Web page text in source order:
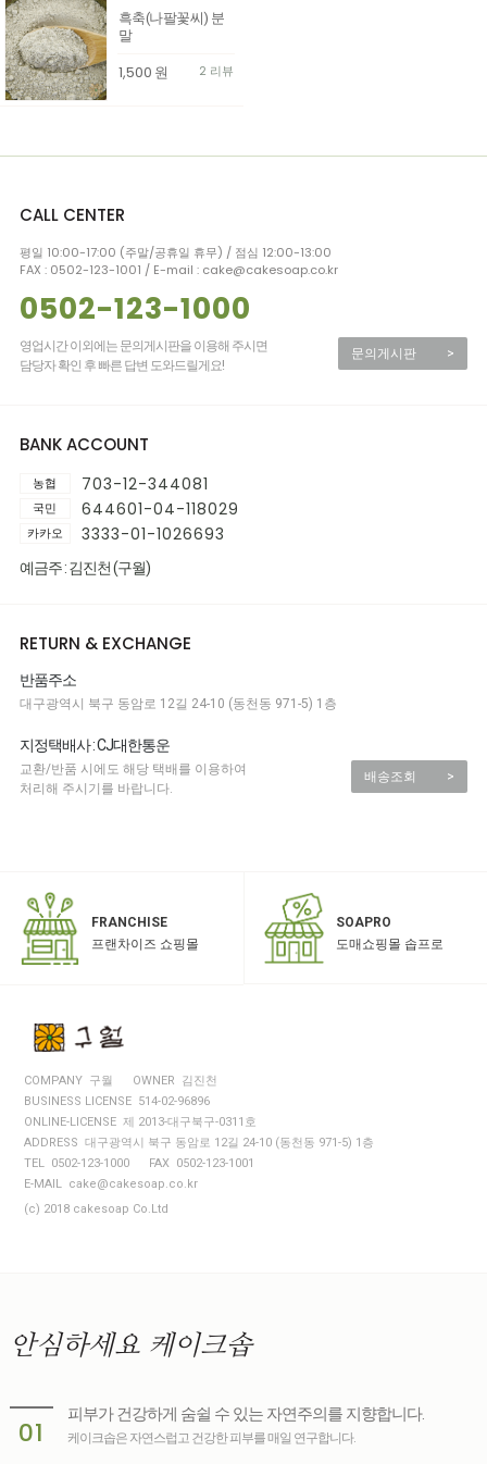
흑축(나팔꽃씨) 분
말
1,500 원 2 리뷰
CALL CENTER
평일 10:00-17:00 (주말/공휴일 휴무) / 점심 12:00-13:00
FAX : 0502-123-1001 / E-mail : cake@cakesoap.co.kr
0502-123-1000
영업시간 이외에는 문의게시판을 이용해 주시면
담당자 확인 후 빠른 답변 도와드릴게요!
문의게시판 >
BANK ACCOUNT
농협 703-12-344081
국민 644601-04-118029
카카오 3333-01-1026693
예금주 : 김진천 (구월)
RETURN & EXCHANGE
반품주소
대구광역시 북구 동암로 12길 24-10 (동천동 971-5) 1층
지정택배사 : CJ대한통운
교환/반품 시에도 해당 택배를 이용하여
처리해 주시기를 바랍니다.
배송조회 >
FRANCHISE
프랜차이즈 쇼핑몰
SOAPRO
도매쇼핑몰 솝프로
COMPANY 구월
OWNER 김진천
BUSINESS LICENSE 514-02-96896
ONLINE-LICENSE 제 2013-대구북구-0311호
ADDRESS 대구광역시 북구 동암로 12길 24-10 (동천동 971-5) 1층
TEL 0502-123-1000
FAX 0502-123-1001
E-MAIL cake@cakesoap.co.kr
(c) 2018 cakesoap Co.Ltd
안심하세요 케이크솝
01
피부가 건강하게 숨쉴 수 있는 자연주의를 지향합니다.
케이크솝은 자연스럽고 건강한 피부를 매일 연구합니다.